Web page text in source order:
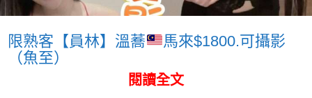
限熟客【員林】溫蕎
馬來$1800.可攝影
（魚至）
閱讀全文